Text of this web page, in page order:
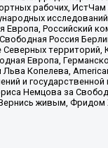
рабочих, ИстЧам
Российский
Россия
территорий,
Европа,
Копелева,
и государственной
Немцова за
живым, Фридом